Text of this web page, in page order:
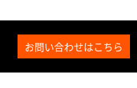
お問い合わせはこちら